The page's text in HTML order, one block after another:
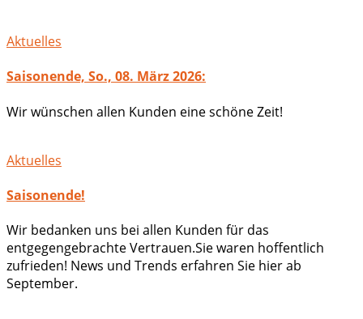
Aktuelles
Saisonende, So., 08. März 2026:
Wir wünschen allen Kunden eine schöne Zeit!
Aktuelles
Saisonende!
Wir bedanken uns bei allen Kunden für das
entgegengebrachte Vertrauen.Sie waren hoffentlich
zufrieden! News und Trends erfahren Sie hier ab
September.